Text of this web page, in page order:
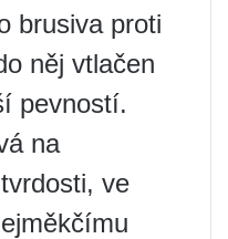
brusiva proti
něj vtlačen
pevností.
na
ve